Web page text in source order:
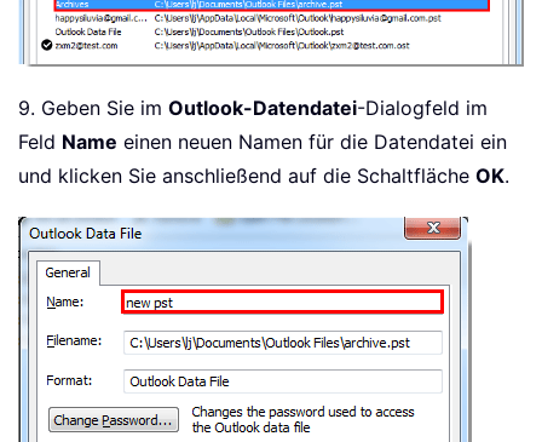
9. Geben Sie im Outlook-Datendatei-Dialogfeld im
Feld Name einen neuen Namen für die Datendatei ein
und klicken Sie anschließend auf die Schaltfläche OK.